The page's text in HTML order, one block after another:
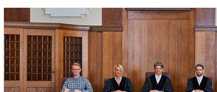
Klagen in bürgerlichen Rechtsstreitigkeiten - 9 Ca 4025/26
10. Aug. 2026, 09:00 Uhr
Aufgehoben!
Gütetermin
Klagen in bürgerlichen Rechtsstreitigkeiten - 9 Ca 4906/26
10. Aug. 2026, 09:10 Uhr
Gütetermin
Klagen in bürgerlichen Rechtsstreitigkeiten - 1 Ca 5148/26
10. Aug. 2026, 09:15 Uhr
Gütetermin
Klagen in bürgerlichen Rechtsstreitigkeiten - 9 Ca 4026/26